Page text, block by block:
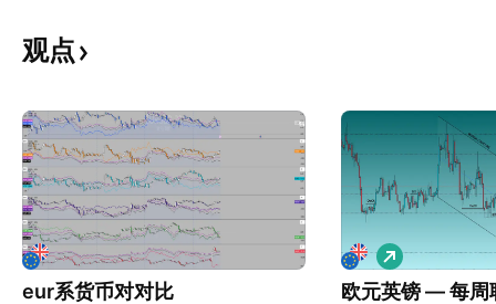
观点
eur系货币对对比 欧元英镑 — 每周
做
多